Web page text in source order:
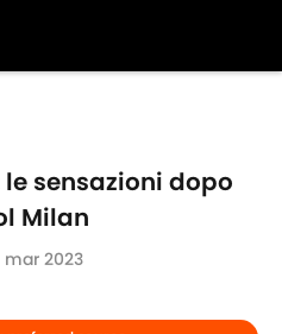
sensazioni dopo
Milan
mar 2023